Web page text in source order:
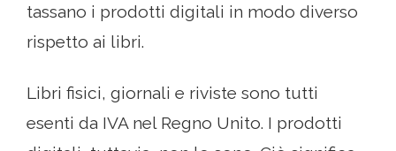
tassano i prodotti digitali in modo diverso
rispetto ai libri.
Libri fisici, giornali e riviste sono tutti
esenti da IVA nel Regno Unito. I prodotti